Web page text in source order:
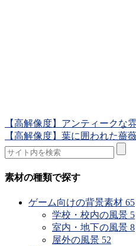
【高解像度】アンティークな
【高解像度】葉に囲われた薔
素材の種類で探す
ゲーム向けの背景素材 65
学校・校内の風景 5
室内・地下の風景 8
屋外の風景 52